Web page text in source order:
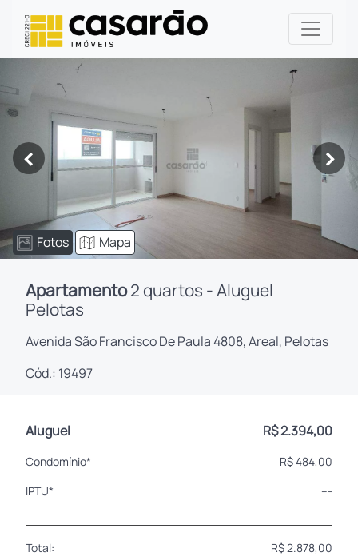
< >
Fotos Mapa
Apartamento2 quartos - Aluguel
Pelotas
Avenida São Francisco De Paula 4808, Areal, Pelotas
Cód.: 19497
Aluguel R$ 2.394,00
Condomínio*
R$ 484,00
IPTU*
---
Total: R$ 2.878,00